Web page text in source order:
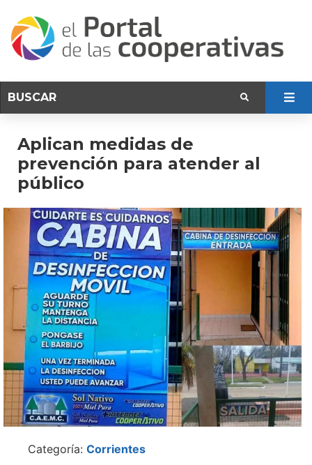
Aplican medidas de
prevención para atender al
público
Categoría: Corrientes